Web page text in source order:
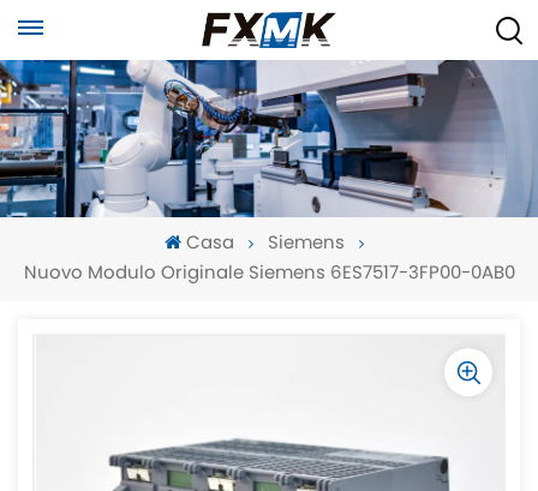
Casa
Siemens
Nuovo Modulo Originale Siemens 6ES7517-3FP00-0AB0